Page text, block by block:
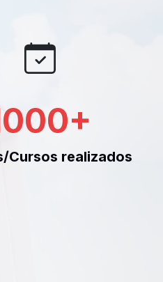
+
Cursos realizados